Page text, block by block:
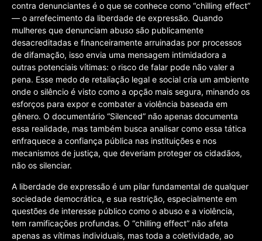
contra denunciantes é o que se conhece como “chilling effect”
— o arrefecimento da liberdade de expressão. Quando
mulheres que denunciam abuso são publicamente
desacreditadas e financeiramente arruinadas por processos
de difamação, isso envia uma mensagem intimidadora a
outras potenciais vítimas: o risco de falar pode não valer a
pena. Esse medo de retaliação legal e social cria um ambiente
onde o silêncio é visto como a opção mais segura, minando os
esforços para expor e combater a violência baseada em
gênero. O documentário “Silenced” não apenas documenta
essa realidade, mas também busca analisar como essa tática
enfraquece a confiança pública nas instituições e nos
mecanismos de justiça, que deveriam proteger os cidadãos,
não os silenciar.
A liberdade de expressão é um pilar fundamental de qualquer
sociedade democrática, e sua restrição, especialmente em
questões de interesse público como o abuso e a violência,
tem ramificações profundas. O “chilling effect” não afeta
apenas as vítimas individuais, mas toda a coletividade, ao